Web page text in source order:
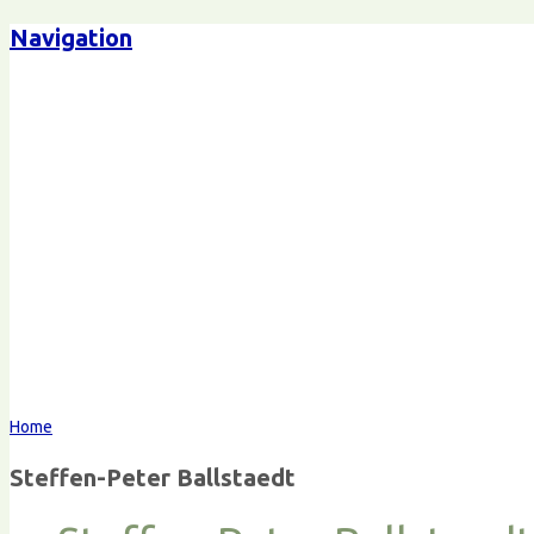
Navigation
Home
Steffen-Peter Ballstaedt